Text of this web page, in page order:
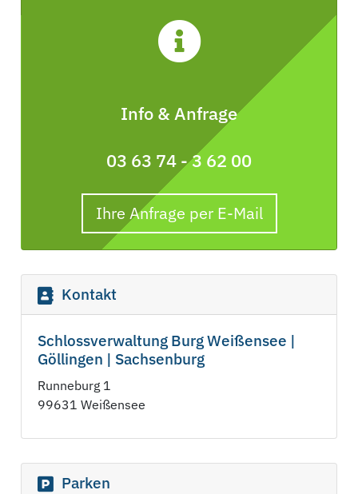
Info & Anfrage
03 63 74 - 3 62 00
Ihre Anfrage per E-Mail
Kontakt
Schlossverwaltung Burg Weißensee |
Göllingen | Sachsenburg
Runneburg 1
99631 Weißensee
Parken